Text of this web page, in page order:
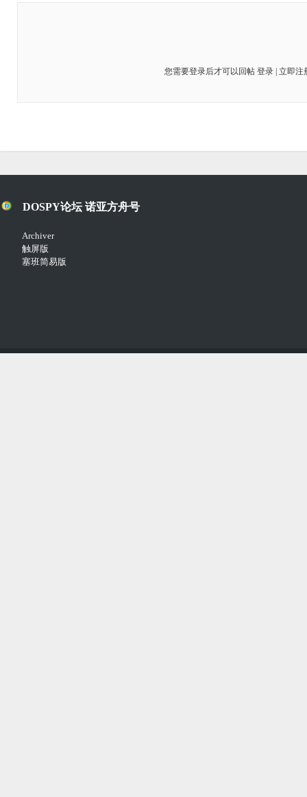
您需要登录后才可以回帖 登录| 立即注
DOSPY论坛 诺亚方舟号
Archiver
触屏版
塞班简易版